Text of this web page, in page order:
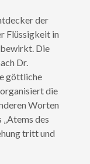
der
Flüssigkeit in
bewirkt. Die
Dr.
göttliche
die
Worten
„Atems des
tritt und